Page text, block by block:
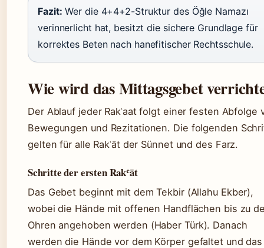
Fazit: Wer die 4+4+2-Struktur des Öğle Namazı
verinnerlicht hat, besitzt die sichere Grundlage für
korrektes Beten nach hanefitischer Rechtsschule.
Wie wird das Mittagsgebet
Der Ablauf jeder Rakʿaat folgt einer festen Abfolge
Bewegungen und Rezitationen. Die folgenden
gelten für alle Rakʿāt der Sünnet und des Farz.
Schritte der ersten Rakʿāt
Das Gebet beginnt mit dem Tekbir (Allahu Ekber),
wobei die Hände mit offenen Handflächen bis zu
Ohren angehoben werden (Haber Türk). Danach
werden die Hände vor dem Körper gefaltet und das